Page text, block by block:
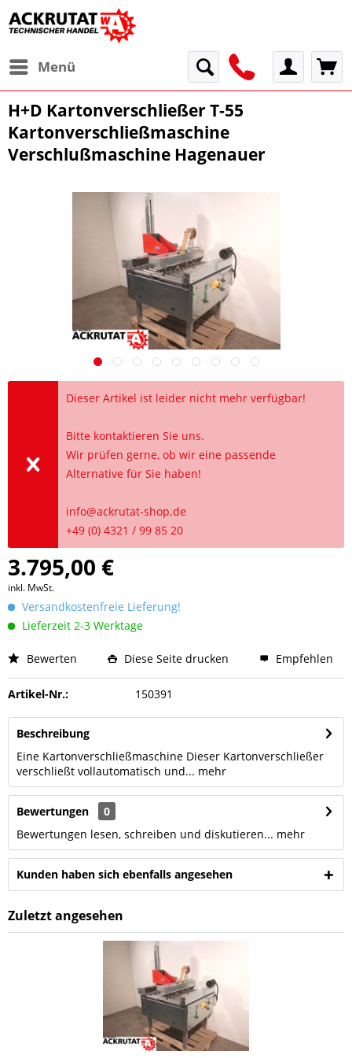
Menü
H+D Kartonverschließer T-55
Kartonverschließmaschine
Verschlußmaschine Hagenauer
Dieser Artikel ist leider nicht mehr verfügbar!
Bitte kontaktieren Sie uns.
Wir prüfen gerne, ob wir eine passende
Alternative für Sie haben!
info@ackrutat-shop.de
+49 (0) 4321 / 99 85 20
3.795,00 €
inkl. MwSt.
Versandkostenfreie Lieferung!
Lieferzeit 2-3 Werktage
Bewerten Diese Seite drucken Empfehlen
Artikel-Nr.: 150391
Beschreibung
Eine Kartonverschließmaschine Dieser Kartonverschließer
verschließt vollautomatisch und... mehr
Bewertungen
0
Bewertungen lesen, schreiben und diskutieren... mehr
Kunden haben sich ebenfalls angesehen
Zuletzt angesehen